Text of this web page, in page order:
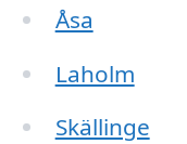
Åsa
Laholm
Skällinge